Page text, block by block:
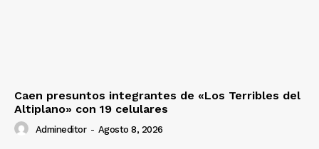
Caen presuntos integrantes de «Los Terribles del
Altiplano» con 19 celulares
Admineditor - Agosto 8, 2026